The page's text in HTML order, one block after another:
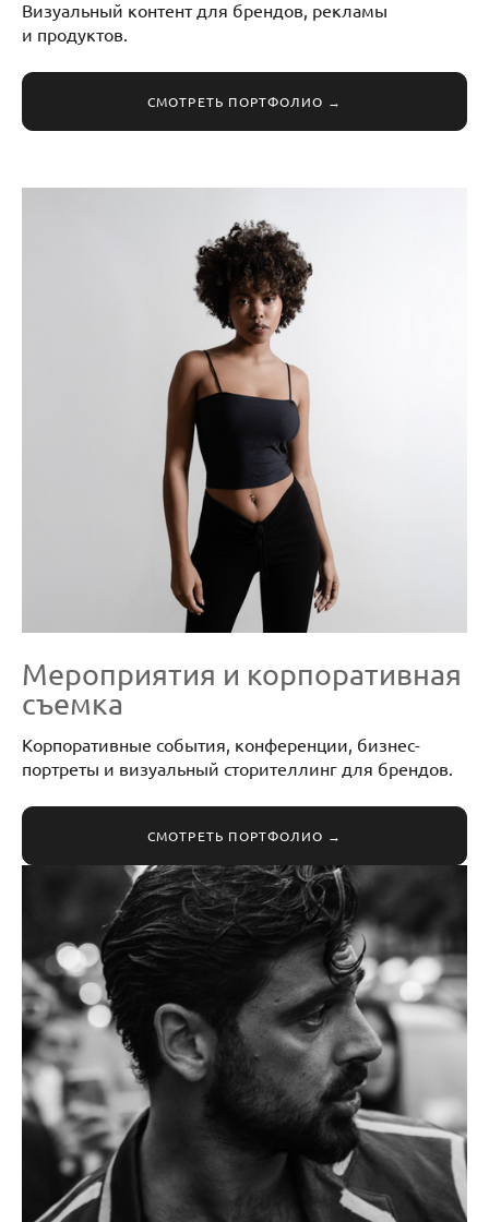
Визуальный контент для брендов, рекламы
и продуктов.
СМОТРЕТЬ ПОРТФОЛИО →
Мероприятия и корпоративная
съемка
Корпоративные события, конференции, бизнес-
портреты и визуальный сторителлинг для брендов.
СМОТРЕТЬ ПОРТФОЛИО →